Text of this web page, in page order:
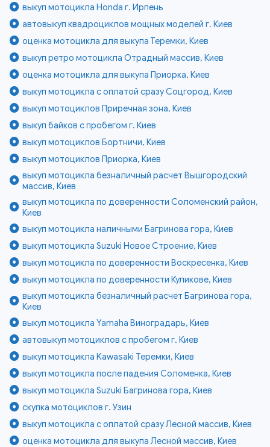
выкуп мотоцикла Honda г. Ирпень
автовыкуп квадроциклов мощных моделей г. Киев
оценка мотоцикла для выкупа Теремки, Киев
выкуп ретро мотоцикла Отрадный массив, Киев
оценка мотоцикла для выкупа Приорка, Киев
выкуп мотоцикла с оплатой сразу Соцгород, Киев
выкуп мотоциклов Приречная зона, Киев
выкуп байков с пробегом г. Киев
выкуп мотоциклов Бортничи, Киев
выкуп мотоциклов Приорка, Киев
выкуп мотоцикла безналичный расчет Вышгородский
массив, Киев
выкуп мотоцикла по доверенности Соломенский район,
Киев
выкуп мотоцикла наличными Багринова гора, Киев
выкуп мотоцикла Suzuki Новое Строение, Киев
выкуп мотоцикла по доверенности Воскресенка, Киев
выкуп мотоцикла по доверенности Куликове, Киев
выкуп мотоцикла безналичный расчет Багринова гора,
Киев
выкуп мотоцикла Yamaha Виноградарь, Киев
автовыкуп мотоциклов с пробегом г. Киев
выкуп мотоцикла Kawasaki Теремки, Киев
выкуп мотоцикла после падения Соломенка, Киев
выкуп мотоцикла Suzuki Багринова гора, Киев
скупка мотоциклов г. Узин
выкуп мотоцикла с оплатой сразу Лесной массив, Киев
оценка мотоцикла для выкупа Лесной массив, Киев